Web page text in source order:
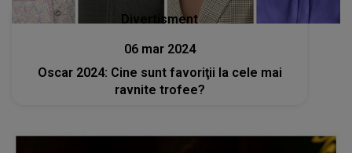
Divertisment
06 mar 2024
Oscar 2024: Cine sunt favoriţii la cele mai
ravnite trofee?